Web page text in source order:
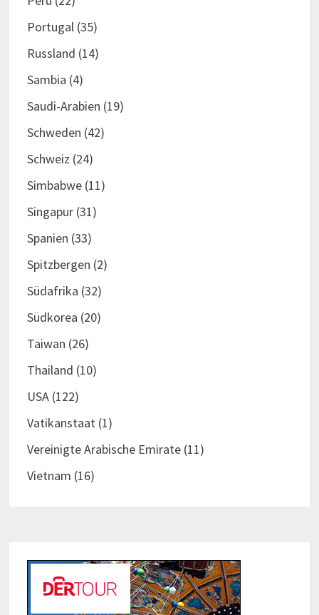
Portugal (35)
Russland (14)
Sambia (4)
Saudi-Arabien (19)
Schweden (42)
Schweiz (24)
Simbabwe(11)
Singapur(31)
Spanien (33)
Spitzbergen (2)
Südafrika (32)
Südkorea (20)
Taiwan (26)
Thailand (10)
USA(122)
Vatikanstaat (1)
Vereinigte Arabische Emirate(11)
Vietnam (16)